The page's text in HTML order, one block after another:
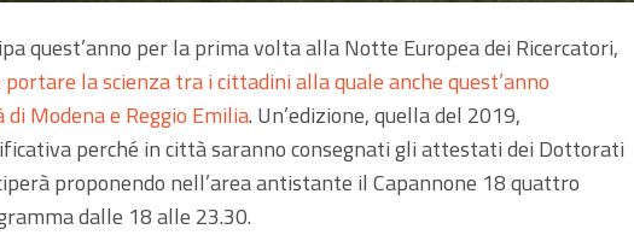
quest’anno per la prima volta alla Notte Europea dei Ricercatori,
la scienza tra i cittadini alla quale anche quest’anno
Modena e Reggio Emilia. Un’edizione, quella del 2019,
perché in città saranno consegnati gli attestati dei Dottorati
proponendo nell’area antistante il Capannone 18 quattro
dalle 18 alle 23.30.